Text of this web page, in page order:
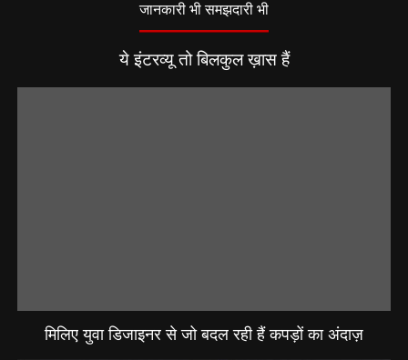
जानकारी भी समझदारी भी
ये इंटरव्यू तो बिलकुल ख़ास हैं
मिलिए युवा डिजाइनर से जो बदल रही हैं कपड़ों का अंदाज़